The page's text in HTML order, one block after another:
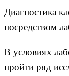
Диагностика
посредством
В условиях
пройти ряд